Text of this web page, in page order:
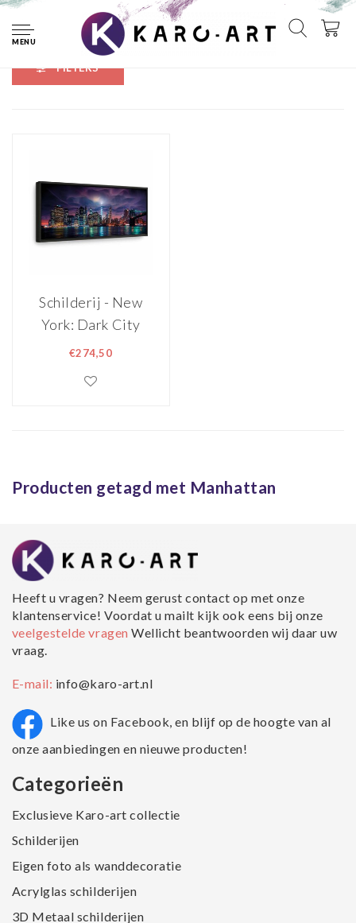
MENU
Manhattan
FILTERS
Schilderij - New
York: Dark City
€274,50
Producten getagd met Manhattan
Heeft u vragen? Neem gerust contact op met onze
klantenservice! Voordat u mailt kijk ook eens bij onze
veelgestelde vragenWellicht beantwoorden wij daar uw
vraag.
E-mail: info@karo-art.nl
Like us on Facebook, en blijf op de hoogte van al
onze aanbiedingen en nieuwe producten!
Categorieën
Exclusieve Karo-art collectie
Schilderijen
Eigen foto als wanddecoratie
Acrylglas schilderijen
3D Metaal schilderijen